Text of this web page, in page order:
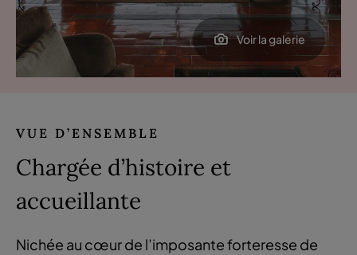
Voir la galerie
VUE D’ENSEMBLE
Chargée d’histoire et
accueillante
Nichée au cœur de l’imposante forteresse de